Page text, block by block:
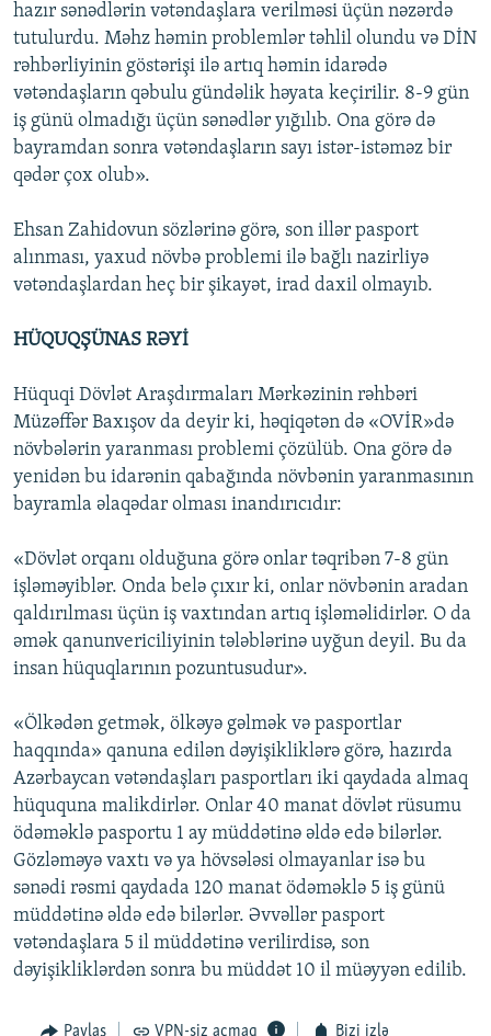
hazır sənədlərin vətəndaşlara verilməsi üçün nəzərdə
tutulurdu. Məhz həmin problemlər təhlil olundu və DİN
rəhbərliyinin göstərişi ilə artıq həmin idarədə
vətəndaşların qəbulu gündəlik həyata keçirilir. 8-9 gün
iş günü olmadığı üçün sənədlər yığılıb. Ona görə də
bayramdan sonra vətəndaşların sayı istər-istəməz bir
qədər çox olub».
Ehsan Zahidovun sözlərinə görə, son illər pasport
alınması, yaxud növbə problemi ilə bağlı nazirliyə
vətəndaşlardan heç bir şikayət, irad daxil olmayıb.
HÜQUQŞÜNAS RƏYİ
Hüquqi Dövlət Araşdırmaları Mərkəzinin rəhbəri
Müzəffər Baxışov da deyir ki, həqiqətən də «OVİR»də
növbələrin yaranması problemi çözülüb. Ona görə də
yenidən bu idarənin qabağında növbənin yaranmasının
bayramla əlaqədar olması inandırıcıdır:
«Dövlət orqanı olduğuna görə onlar təqribən 7-8 gün
işləməyiblər. Onda belə çıxır ki, onlar növbənin aradan
qaldırılması üçün iş vaxtından artıq işləməlidirlər. O da
əmək qanunvericiliyinin tələblərinə uyğun deyil. Bu da
insan hüquqlarının pozuntusudur».
«Ölkədən getmək, ölkəyə gəlmək və pasportlar
haqqında» qanuna edilən dəyişikliklərə görə, hazırda
Azərbaycan vətəndaşları pasportları iki qaydada almaq
hüququna malikdirlər. Onlar 40 manat dövlət rüsumu
ödəməklə pasportu 1 ay müddətinə əldə edə bilərlər.
Gözləməyə vaxtı və ya hövsələsi olmayanlar isə bu
sənədi rəsmi qaydada 120 manat ödəməklə 5 iş günü
müddətinə əldə edə bilərlər. Əvvəllər pasport
vətəndaşlara 5 il müddətinə verilirdisə, son
dəyişikliklərdən sonra bu müddət 10 il müəyyən edilib.
Paylaş VPN-siz açmaq Bizi izlə